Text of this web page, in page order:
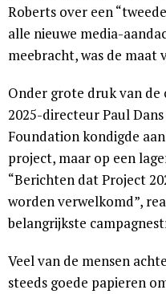
Roberts over een
alle nieuwe media-
meebracht, was de maat
Onder grote druk van de
2025-directeur Paul
Foundation kondigde
project, maar op een
“Berichten dat Project
worden verwelkomd”,
belangrijkste
Veel van de mensen
steeds goede papieren